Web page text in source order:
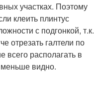
участках. Поэтому
клеить плинтус
с подгонкой, т.к.
отрезать галтели по
располагать в
меньше видно.